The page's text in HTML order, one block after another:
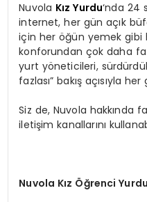
Nuvola Kız Yurdu‘nda 24
internet, her gün açık
için her öğün yemek gibi
konforundan çok daha
yurt yöneticileri,
fazlası” bakış açısıyla
Siz de, Nuvola hakkında
iletişim kanallarını
Nuvola Kız Öğrenci Yurdu